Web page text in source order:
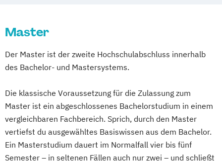
Master
Der Master ist der zweite Hochschulabschluss innerhalb
des Bachelor- und Mastersystems.
Die klassische Voraussetzung für die Zulassung zum
Master ist ein abgeschlossenes Bachelorstudium in einem
vergleichbaren Fachbereich. Sprich, durch den Master
vertiefst du ausgewähltes Basiswissen aus dem Bachelor.
Ein Masterstudium dauert im Normalfall vier bis fünf
Semester – in seltenen Fällen auch nur zwei – und schließt